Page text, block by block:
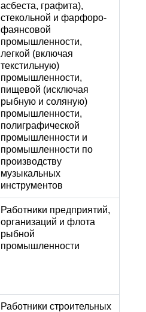
асбеста, графита),
стекольной и фарфоро-
фаянсовой
промышленности,
легкой (включая
текстильную)
промышленности,
пищевой (исключая
рыбную и соляную)
промышленности,
полиграфической
промышленности и
промышленности по
производству
музыкальных
инструментов
Работники предприятий,
организаций и флота
рыбной
промышленности
Работники строительных